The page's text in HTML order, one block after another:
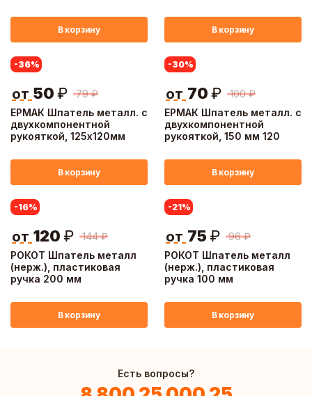
В корзину В корзину
ЕРМАК Шпатель металл. с
двухкомпонентной
рукояткой, 125х120мм
-36%
79 ₽
от 50 ₽
В корзину
ЕРМАК Шпатель металл. с
двухкомпонентной
рукояткой, 150 мм 120
-30%
100 ₽
от 70 ₽
В корзину
РОКОТ Шпатель металл
(нерж.), пластиковая
ручка 200 мм
-16%
144 ₽
от 120 ₽
В корзину
РОКОТ Шпатель металл
(нерж.), пластиковая
ручка 100 мм
-21%
96 ₽
от 75 ₽
В корзину
Есть вопросы?